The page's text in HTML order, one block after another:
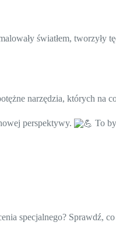
światłem, tworzyły
narzędzia, których na
perspektywy. To
specjalnego?